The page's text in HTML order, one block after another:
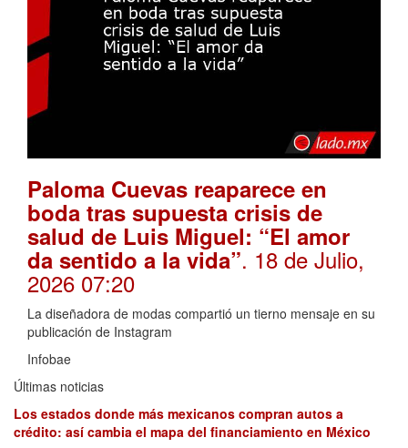
Paloma Cuevas reaparece en
boda tras supuesta crisis de
salud de Luis Miguel: “El amor
da sentido a la vida”. 18 de Julio,
2026 07:20
La diseñadora de modas compartió un tierno mensaje en su
publicación de Instagram
Infobae
Últimas noticias
Los estados donde más mexicanos compran autos a
crédito: así cambia el mapa del financiamiento en México